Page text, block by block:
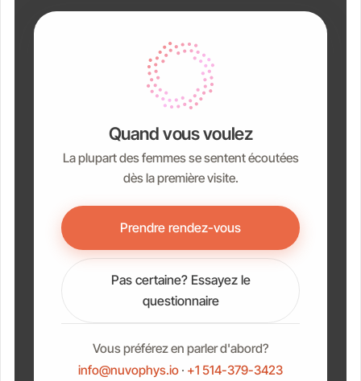
Quand vous voulez
La plupart des femmes se sentent écoutées
dès la première visite.
Prendre rendez-vous
Pas certaine? Essayez le
questionnaire
Vous préférez en parler d'abord?
info@nuvophys.io · +1 514-379-3423